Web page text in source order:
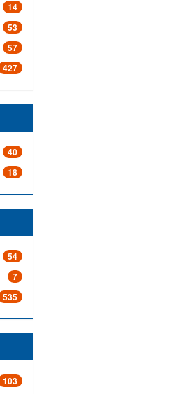
14
53
57
427
40
18
54
7
535
103